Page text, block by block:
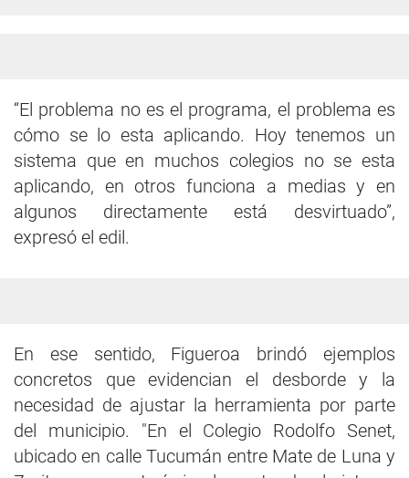
“El problema no es el programa, el problema es
cómo se lo esta aplicando. Hoy tenemos un
sistema que en muchos colegios no se esta
aplicando, en otros funciona a medias y en
algunos directamente está desvirtuado”,
expresó el edil.
En ese sentido, Figueroa brindó ejemplos
concretos que evidencian el desborde y la
necesidad de ajustar la herramienta por parte
del municipio. "En el Colegio Rodolfo Senet,
ubicado en calle Tucumán entre Mate de Luna y